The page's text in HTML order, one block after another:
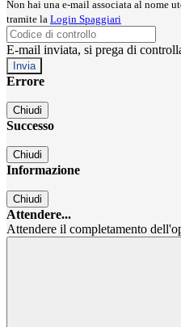
Non hai una e-mail associata al nome
tramite la Login Spaggiari
E-mail inviata, si prega di
Errore
Chiudi
Successo
Chiudi
Informazione
Chiudi
Attendere...
Attendere il completamento